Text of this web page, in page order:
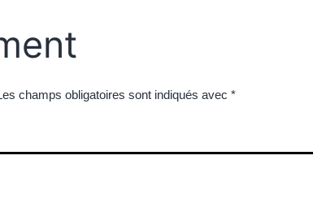
champs obligatoires sont indiqués avec *